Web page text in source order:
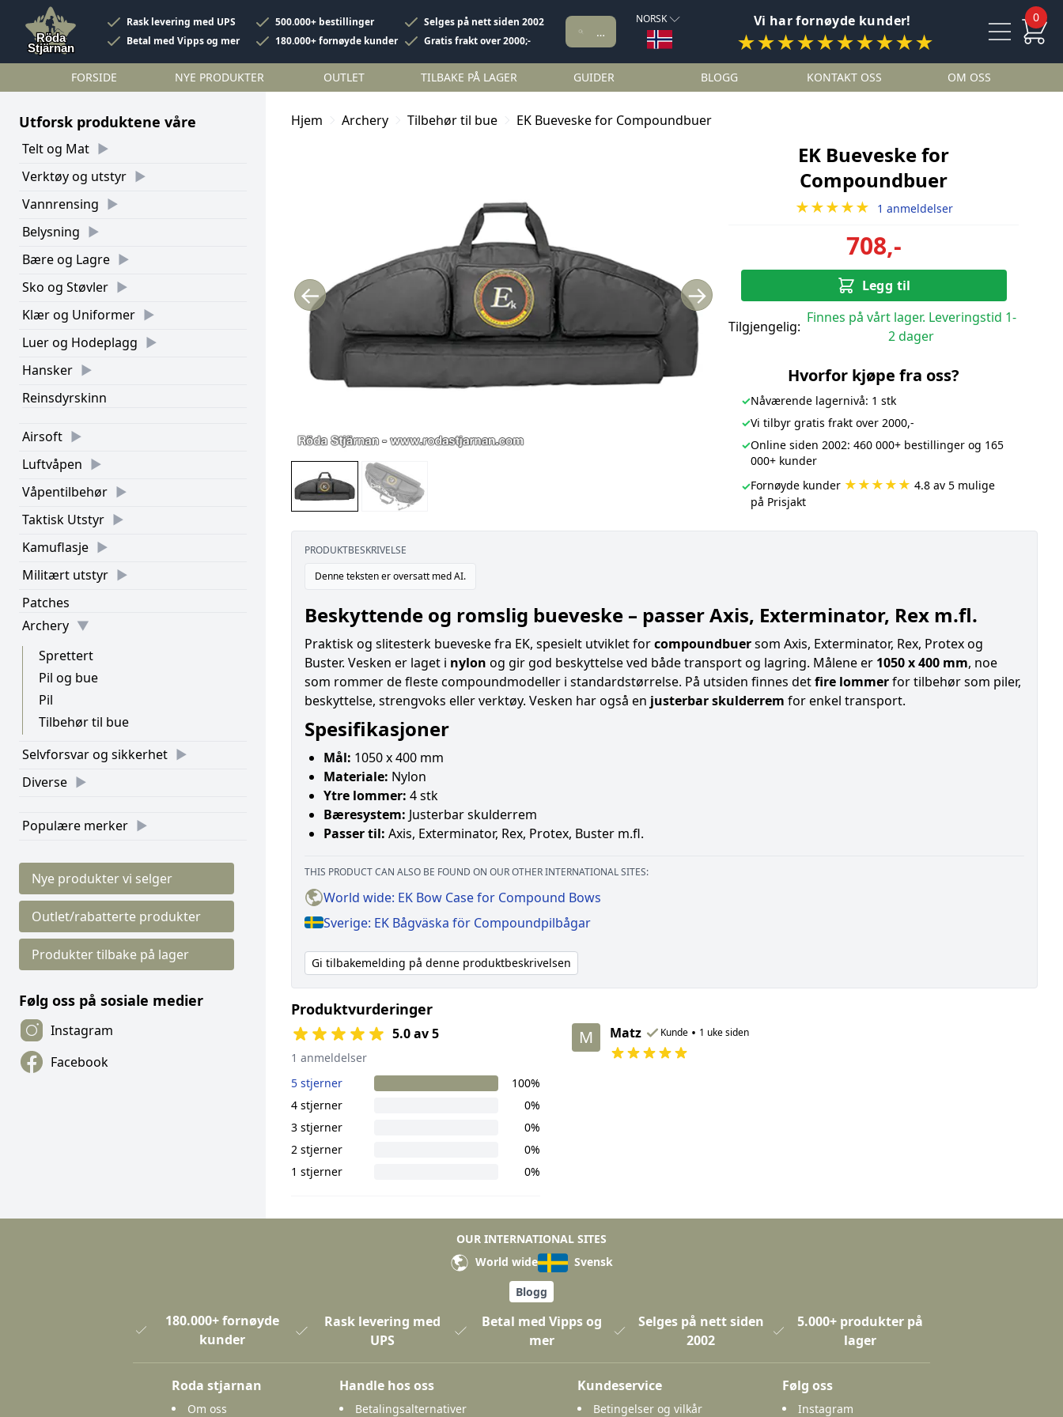
Rask levering med UPS 500.000+ bestillinger
Selges på nett siden 2002
Betal med Vipps og mer
180.000+ fornøyde kunder Gratis frakt over 2000;-
NORSK Vi har fornøyde kunder!
★★★★★★★★★★
0
FORSIDE NYE PRODUKTER OUTLET TILBAKE PÅ LAGER GUIDER BLOGG KONTAKT OSS OM OSS
Utforsk produktene våre
Telt og Mat
Verktøy og utstyr
Vannrensing
Belysning
Bære og Lagre
Sko og Støvler
Klær og Uniformer
Luer og Hodeplagg
Hansker
Reinsdyrskinn
Airsoft
Luftvåpen
Våpentilbehør
Taktisk Utstyr
Kamuflasje
Militært utstyr
Patches
Archery
Sprettert
Pil og bue
Pil
Tilbehør til bue
Selvforsvar og sikkerhet
Diverse
Populære merker
Nye produkter vi selger
Outlet/rabatterte produkter
Produkter tilbake på lager
Følg oss på sosiale medier
Instagram
Facebook
Hjem Archery Tilbehør til bue EK Bueveske for Compoundbuer
← →
EK Bueveske for
Compoundbuer
★★★★★ 1 anmeldelser
708,-
Legg til
Tilgjengelig:
Finnes på vårt lager. Leveringstid 1-
2 dager
Hvorfor kjøpe fra oss?
✓Nåværende lagernivå: 1 stk
✓Vi tilbyr gratis frakt over 2000,-
✓Online siden 2002: 460 000+ bestillinger og 165
000+ kunder
✓Fornøyde kunder ★★★★★ 4.8 av 5 mulige
på Prisjakt
PRODUKTBESKRIVELSE
Denne teksten er oversatt med AI.
Beskyttende og romslig bueveske – passer Axis, Exterminator, Rex m.fl.
Praktisk og slitesterk bueveske fra EK, spesielt utviklet forcompoundbuersom Axis, Exterminator, Rex, Protex og
Buster. Vesken er laget i nylon og gir god beskyttelse ved både transport og lagring. Målene er 1050 x 400 mm, noe
som rommer de fleste compoundmodeller i standardstørrelse. På utsiden finnes detfire lommerfor tilbehør som piler,
beskyttelse, strengvoks eller verktøy. Vesken har også en justerbar skulderrem for enkel transport.
Spesifikasjoner
Mål: 1050 x 400 mm
Materiale: Nylon
Ytre lommer: 4 stk
Bæresystem: Justerbar skulderrem
Passer til: Axis, Exterminator, Rex, Protex, Buster m.fl.
THIS PRODUCT CAN ALSO BE FOUND ON OUR OTHER INTERNATIONAL SITES:
World wide: EK Bow Case for Compound Bows
Sverige: EK Bågväska för Compoundpilbågar
Gi tilbakemelding på denne produktbeskrivelsen
Produktvurderinger
5.0 av 5
1 anmeldelser
5 stjerner
100%
4 stjerner
0%
3 stjerner
0%
2 stjerner
0%
1 stjerner
0%
M Matz Kunde • 1 uke siden
OUR INTERNATIONAL SITES
World wide
Svensk
Blogg
180.000+ fornøyde
kunder
Rask levering med
UPS
Betal med Vipps og
mer
Selges på nett siden
2002
5.000+ produkter på
lager
Roda stjarnan
Om oss
Handle hos oss
Betalingsalternativer
Kundeservice
Betingelser og vilkår
Følg oss
Instagram